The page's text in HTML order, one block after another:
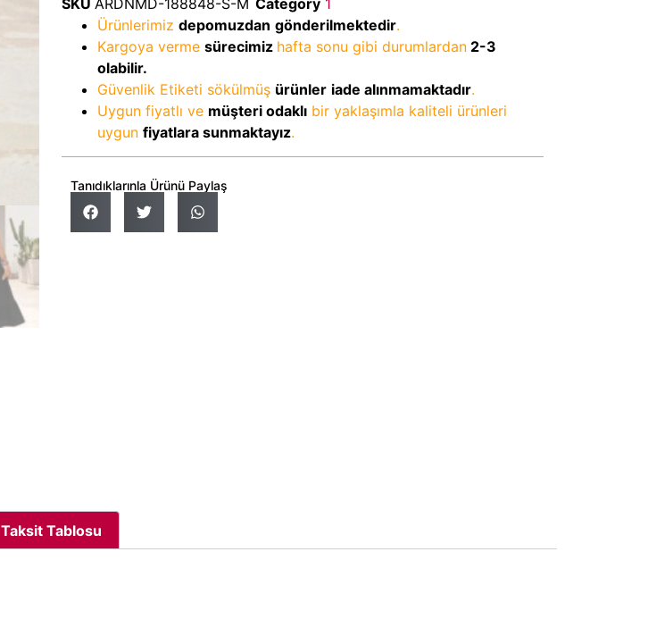
Ürünlerimiz depomuzdan gönderilmektedir.
Kargoya verme sürecimiz hafta sonu gibi durumlardan 2-3
olabilir.
Güvenlik Etiketi sökülmüş ürünler iade alınmamaktadır.
Uygun fiyatlı ve müşteri odaklı bir yaklaşımla kaliteli ürünleri
uygun fiyatlara sunmaktayız.
Tanıdıklarınla Ürünü Paylaş
Taksit Tablosu